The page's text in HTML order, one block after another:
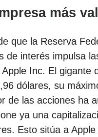
más
que la Reserva
de interés impulsa
Inc. El gigante
dólares, su
de las acciones ha
ya una
Esto sitúa a